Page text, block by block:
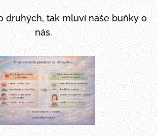
druhých, tak mluví naše buňky o
nás.